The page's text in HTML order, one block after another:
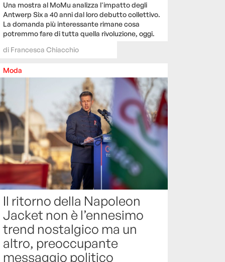
Una mostra al MoMu analizza l'impatto degli
Antwerp Six a 40 anni dal loro debutto collettivo.
La domanda più interessante rimane cosa
potremmo fare di tutta quella rivoluzione, oggi.
di Francesca Chiacchio
Moda
Il ritorno della Napoleon
Jacket non è l’ennesimo
trend nostalgico ma un
altro, preoccupante
messaggio politico